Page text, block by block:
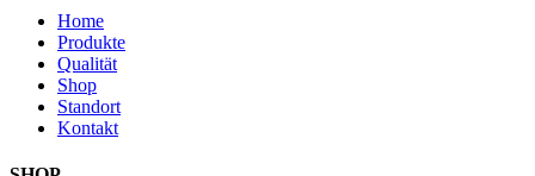
Home
Produkte
Qualität
Shop
Standort
Kontakt